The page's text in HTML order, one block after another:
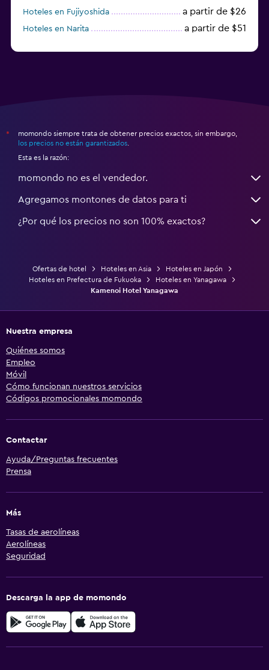
Hoteles en Fujiyoshida a partir de $26
Hoteles en Narita a partir de $51
*
momondo siempre trata de obtener precios exactos, sin embargo,
los precios no están garantizados
Esta es la razón:
momondo no es el vendedor.
Agregamos montones de datos para ti
¿Por qué los precios no son 100% exactos?
Ofertas de hotel Hoteles en Asia
Hoteles en Japón
Hoteles en Prefectura de Fukuoka
Hoteles en Yanagawa
Kamenoi Hotel Yanagawa
Nuestra empresa
Quiénes somos
Empleo
Móvil
Cómo funcionan nuestros servicios
Códigos promocionales momondo
Contactar
Ayuda/Preguntas frecuentes
Prensa
Más
Tasas de aerolíneas
Aerolíneas
Seguridad
Descarga la app de momondo